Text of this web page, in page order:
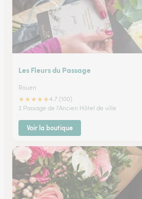
Les Fleurs du Passage
Rouen
★★★★★4.7 (100)
2 Passage de l'Ancien Hôtel de ville
Voir la boutique